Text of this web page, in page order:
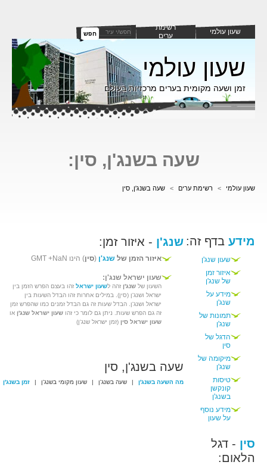
שעון עולמי
רשימת
ערים
חפש
שעון עולמי
זמן ושעה מקומית בערים מרכזיות בעולם
שעה בשנג'ן, סין:
שעון עולמי > רשימת ערים > שעה בשנג'ן, סין
מידע בדף זה:
שעון שנג'ן
איזור זמן
של שנג'ן
מידע על
שנג'ן
תמונות של
שנג'ן
הדגל של
סין
מיקומה של
שנג'ן
טיסות
קונקשן
בשנג'ן
מידע נוסף
על שעון
סין - דגל
הלאום:
שנג'ן - איזור זמן:
איזור הזמן של שנג'ן (סין) הינו GMT +NaN
שעון ישראל שנג'ן:
השעון של שנג'ן זהה לשעון ישראל זהו בעצם הפרש הזמן בין
ישראל ושנג'ן (סין). במילים אחרות זהו הבדל השעות בין
ישראל ושנג'ן. הבדל שעות זה גם הבדל זמנים כמו שהפרש זמן
זה גם הפרש שעות. ניתן גם לומר כי זהו שעון ישראל שנג'ן או
שעון ישראל סין (זמן ישראל שנג'ן)
שעה בשנג'ן, סין
מה השעה בשנג'ן | שעה בשנג'ן | שעון מקומי בשנג'ן | זמן בשנג'ן